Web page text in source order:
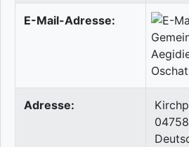
E-Mail-Adresse:
Adresse:
04758